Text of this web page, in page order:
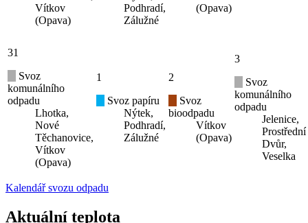
Vítkov
(Opava)
Podhradí,
Zálužné
(Opava)
31
Svoz
komunálního
odpadu
Lhotka,
Nové
Těchanovice,
Vítkov
(Opava)
1
Svoz papíru
Nýtek,
Podhradí,
Zálužné
2
Svoz
bioodpadu
Vítkov
(Opava)
3
Svoz
komunálního
odpadu
Jelenice,
Prostřední
Dvůr,
Veselka
Kalendář svozu odpadu
Aktuální teplota